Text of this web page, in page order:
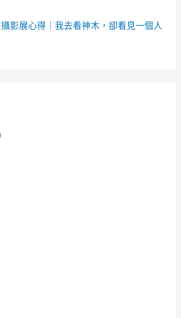
攝影展心得｜我去看神木，卻看見一個人